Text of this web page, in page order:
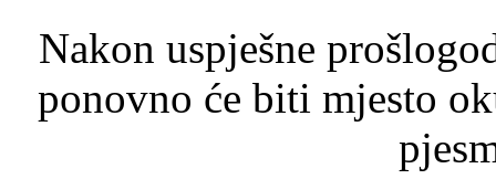
Nakon uspješne
ponovno će biti mjesto